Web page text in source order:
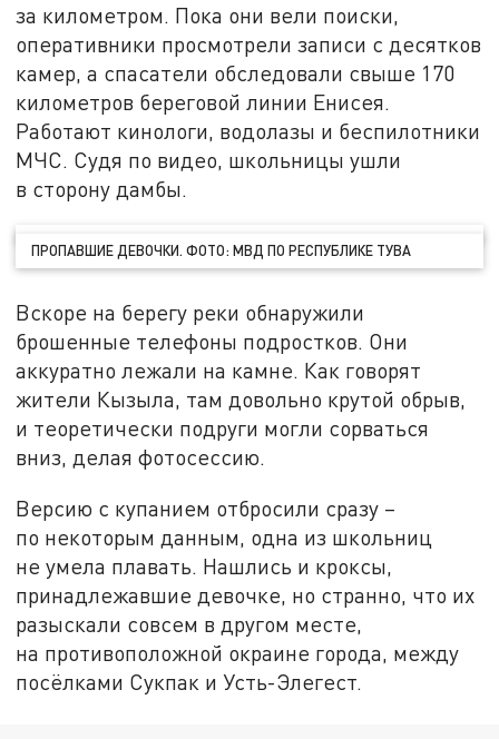
за километром. Пока они вели поиски,
оперативники просмотрели записи с десятков
камер, а спасатели обследовали свыше 170
километров береговой линии Енисея.
Работают кинологи, водолазы и беспилотники
МЧС. Судя по видео, школьницы ушли
в сторону дамбы.
ПРОПАВШИЕ ДЕВОЧКИ. ФОТО: МВД ПО РЕСПУБЛИКЕ ТУВА
Вскоре на берегу реки обнаружили
брошенные телефоны подростков. Они
аккуратно лежали на камне. Как говорят
жители Кызыла, там довольно крутой обрыв,
и теоретически подруги могли сорваться
вниз, делая фотосессию.
Версию с купанием отбросили сразу –
по некоторым данным, одна из школьниц
не умела плавать. Нашлись и кроксы,
принадлежавшие девочке, но странно, что их
разыскали совсем в другом месте,
на противоположной окраине города, между
посёлками Сукпак и Усть-Элегест.